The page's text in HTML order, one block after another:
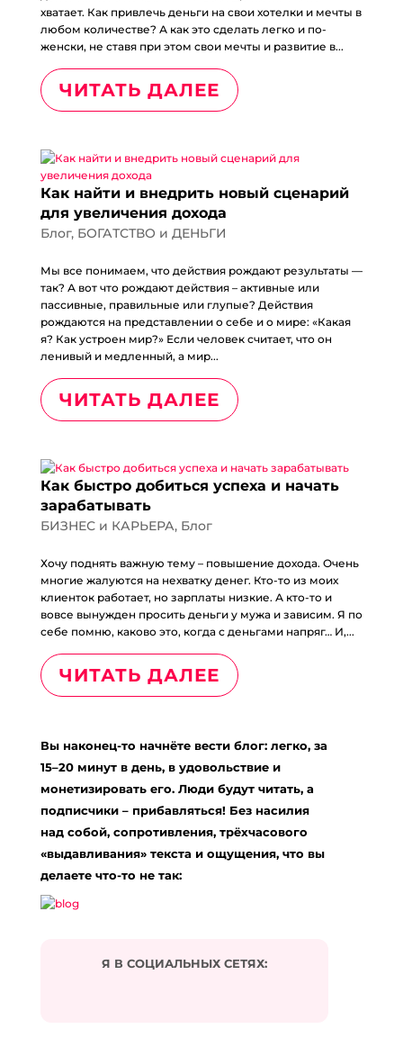
хватает. Как привлечь деньги на свои хотелки и мечты в
любом количестве? А как это сделать легко и по-
женски, не ставя при этом свои мечты и развитие в...
ЧИТАТЬ ДАЛЕЕ
Как найти и внедрить новый сценарий
для увеличения дохода
Блог, БОГАТСТВО и ДЕНЬГИ
Мы все понимаем, что действия рождают результаты —
так? А вот что рождают действия – активные или
пассивные, правильные или глупые? Действия
рождаются на представлении о себе и о мире: «Какая
я? Как устроен мир?» Если человек считает, что он
ленивый и медленный, а мир...
ЧИТАТЬ ДАЛЕЕ
Как быстро добиться успеха и начать
зарабатывать
БИЗНЕС и КАРЬЕРА, Блог
Хочу поднять важную тему – повышение дохода. Очень
многие жалуются на нехватку денег. Кто-то из моих
клиенток работает, но зарплаты низкие. А кто-то и
вовсе вынужден просить деньги у мужа и зависим. Я по
себе помню, каково это, когда с деньгами напряг… И,...
ЧИТАТЬ ДАЛЕЕ
Вы наконец-то начнёте вести блог: легко, за
15–20 минут в день, в удовольствие и
монетизировать его. Люди будут читать, а
подписчики – прибавляться! Без насилия
над собой, сопротивления, трёхчасового
«выдавливания» текста и ощущения, что вы
делаете что-то не так:
Я В СОЦИАЛЬНЫХ СЕТЯХ: